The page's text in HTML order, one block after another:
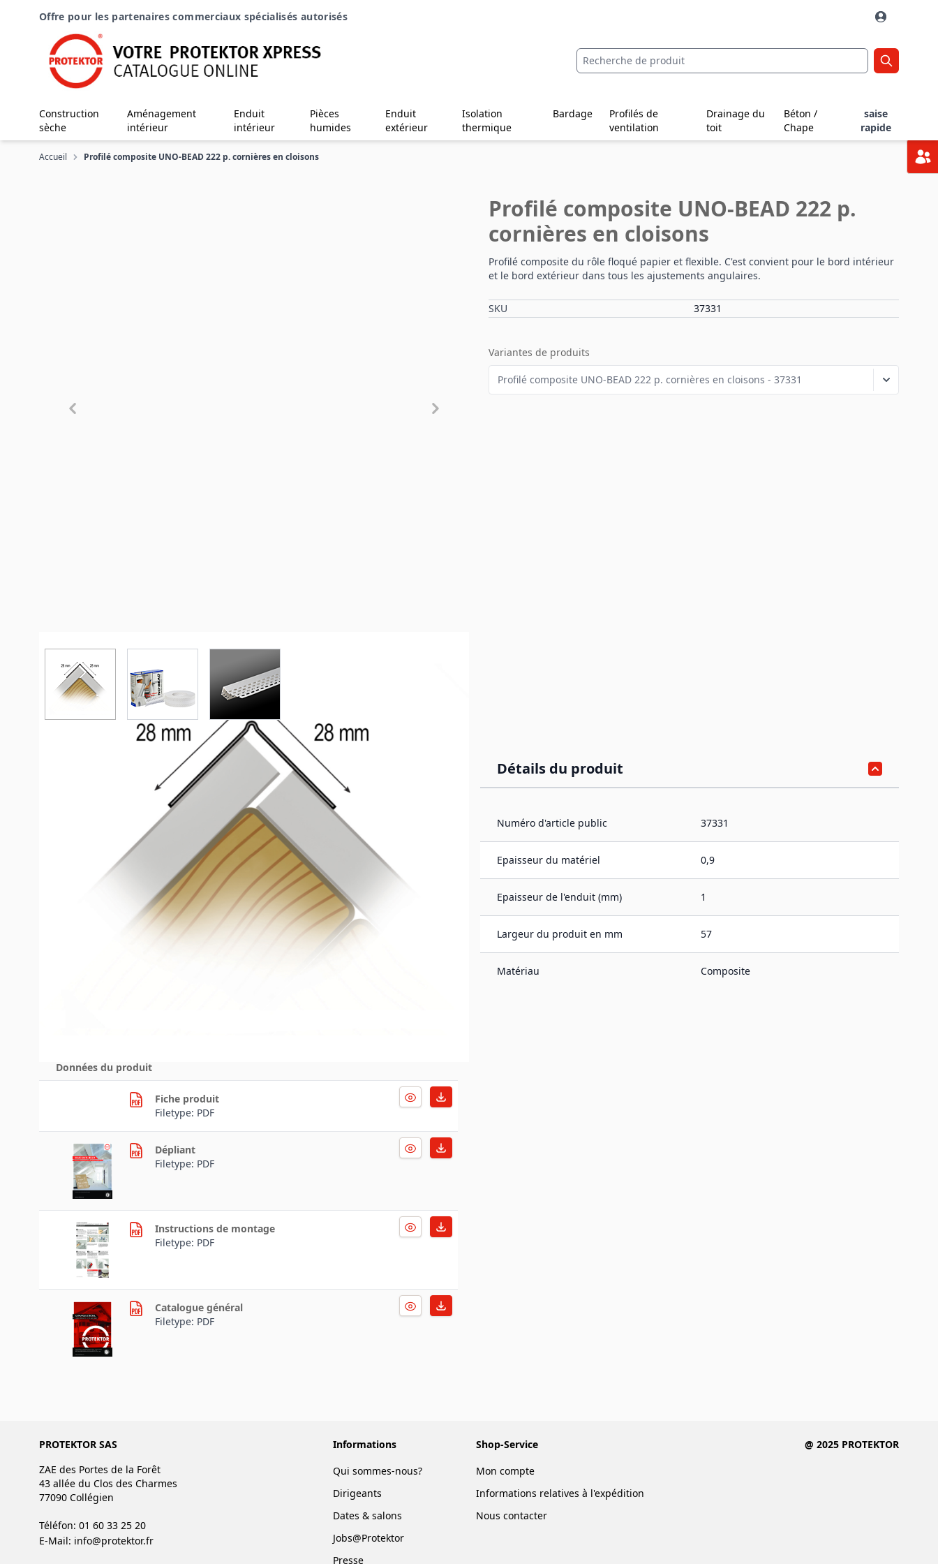
Offre pour les partenaires commerciaux spécialisés autorisés
Construction
sèche
Aménagement
intérieur
Enduit
intérieur
Pièces
humides
Enduit
extérieur
Isolation
thermique
Bardage
Profilés de
ventilation
Drainage du
toit
Béton /
Chape
saise
rapide
Accueil Profilé composite UNO-BEAD 222 p. cornières en cloisons
Profilé composite UNO-BEAD 222 p.
cornières en cloisons
Profilé composite du rôle floqué papier et flexible. C'est convient pour le bord intérieur
et le bord extérieur dans tous les ajustements angulaires.
SKU 37331
Variantes de produits
Productinformation
Profilé composite UNO-BEAD 222 p. cornières en cloisons
Profilé composite flexible, contrecollé. Le profilé en rouleau est placé dans la
position angulaire souhaitée par un pli sur le rail articulé Superflex sans rappel
et convient ainsi de la même manière aux bords intérieurs et extérieurs. La
marchandise en rouleau dans un emballage pratique permet une adaptation
individuelle du profilé sur la longueur du bord, réduisant ainsi les chutes et les
Détails du produit
Numéro d'article public 37331
Epaisseur du matériel 0,9
Epaisseur de l'enduit (mm) 1
Largeur du produit en mm 57
Matériau Composite
Données du produit
Fiche produit
Filetype: PDF
Dépliant
Filetype: PDF
Instructions de montage
Filetype: PDF
Catalogue général
Filetype: PDF
PROTEKTOR SAS
ZAE des Portes de la Forêt
43 allée du Clos des Charmes
77090 Collégien
Téléfon: 01 60 33 25 20
E-Mail: info@protektor.fr
Informations
Qui sommes-nous?
Dirigeants
Dates & salons
Jobs@Protektor
Presse
Shop-Service
Mon compte
Informations relatives à l'expédition
Nous contacter
@ 2025 PROTEKTOR